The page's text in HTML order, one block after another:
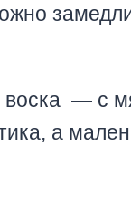
— с
а